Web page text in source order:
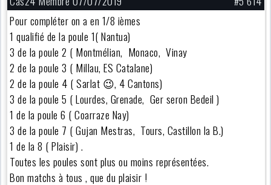
Pour compléter on a en 1/8 ièmes
1 qualifié de la poule 1( Nantua)
3 de la poule 2 ( Montmélian, Monaco, Vinay
2 de la poule 3 ( Millau, ES Catalane)
2 de la poule 4 ( Sarlat 😉, 4 Cantons)
3 de la poule 5 ( Lourdes, Grenade, Ger seron Bedeil )
1 de la poule 6 ( Coarraze Nay)
3 de la poule 7 ( Gujan Mestras, Tours, Castillon la B.)
1 de la 8 ( Plaisir) .
Toutes les poules sont plus ou moins représentées.
Bon matchs à tous , que du plaisir !